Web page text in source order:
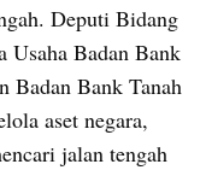
Deputi Bidang
Usaha Badan Bank
Badan Bank Tanah
aset negara,
jalan tengah